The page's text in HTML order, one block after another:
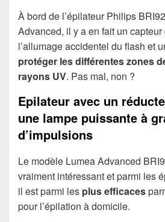
À bord de l’épilateur Philips
Advanced, il y a en fait un
l’allumage accidentel du flash et
protéger les différentes zones
rayons UV. Pas mal, non ?
Epilateur avec un
une lampe puissante à
d’impulsions
Le modèle Lumea Advanced
vraiment intéressant et parmi les
il est parmi les plus efficaces
pour l’épilation à domicile.